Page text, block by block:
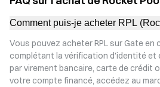
Comment puis-je acheter RPL
Vous pouvez acheter RPL sur Gate en
complétant la vérification d'identité et
par virement bancaire, carte de crédit
votre compte financé, accédez au